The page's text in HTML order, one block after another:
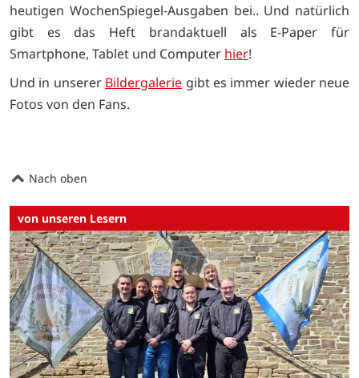
heutigen WochenSpiegel-Ausgaben bei.. Und natürlich
gibt es das Heft brandaktuell als E-Paper für
Smartphone, Tablet und Computer hier!
Und in unserer Bildergalerie gibt es immer wieder neue
Fotos von den Fans.
Nach oben
von unseren Lesern